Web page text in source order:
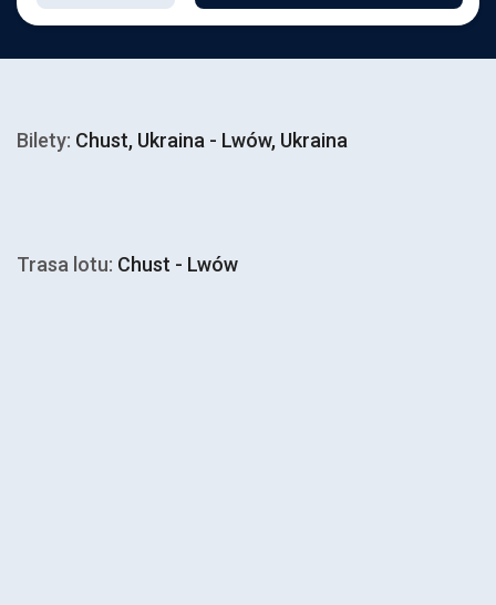
Bilety: Chust, Ukraina - Lwów, Ukraina
Trasa lotu: Chust - Lwów